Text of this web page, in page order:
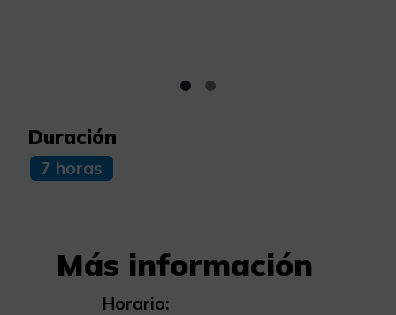
Duración
7 horas
Más información
Horario: